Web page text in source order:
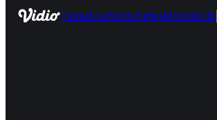
HomeLiveSportsSeriesMoviesKids